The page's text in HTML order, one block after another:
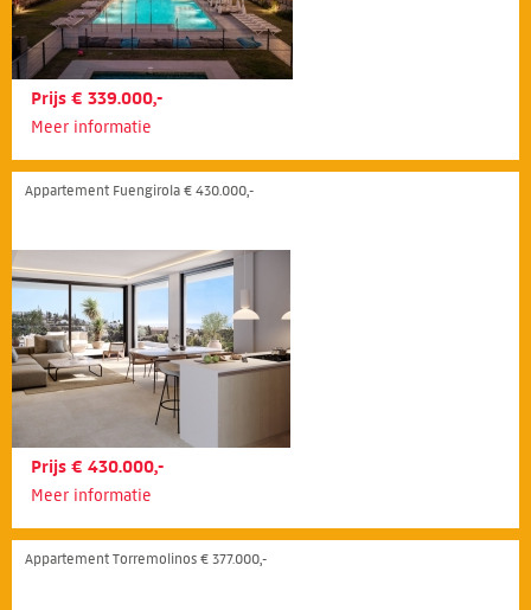
Prijs € 339.000,-
Meer informatie
Appartement Fuengirola € 430.000,-
Prijs € 430.000,-
Meer informatie
Appartement Torremolinos € 377.000,-